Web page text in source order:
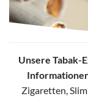
Unsere Tabak-
Zigaretten,